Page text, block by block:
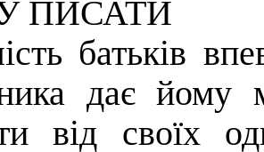
ПИСАТИ
батьків
дає йому
від своїх